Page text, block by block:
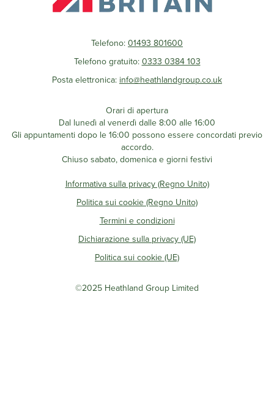
Telefono:01493 801600
Telefono gratuito:0333 0384 103
Posta elettronica:info@heathlandgroup.co.uk
Orari di apertura
Dal lunedì al venerdì dalle 8:00 alle 16:00
Gli appuntamenti dopo le 16:00 possono essere concordati previo
accordo.
Chiuso sabato, domenica e giorni festivi
Informativa sulla privacy (Regno Unito)
Politica sui cookie (Regno Unito)
Termini e condizioni
Dichiarazione sulla privacy (UE)
Politica sui cookie (UE)
©2025 Heathland Group Limited